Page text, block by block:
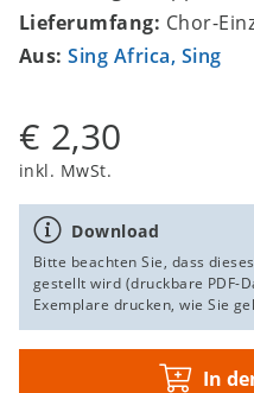
Lieferumfang: Chor-
Aus:Sing Africa, Sing
€ 2,30
inkl. MwSt.
Download
Bitte beachten Sie, dass
gestellt wird (druckbare PDF-
Exemplare drucken, wie Sie
In